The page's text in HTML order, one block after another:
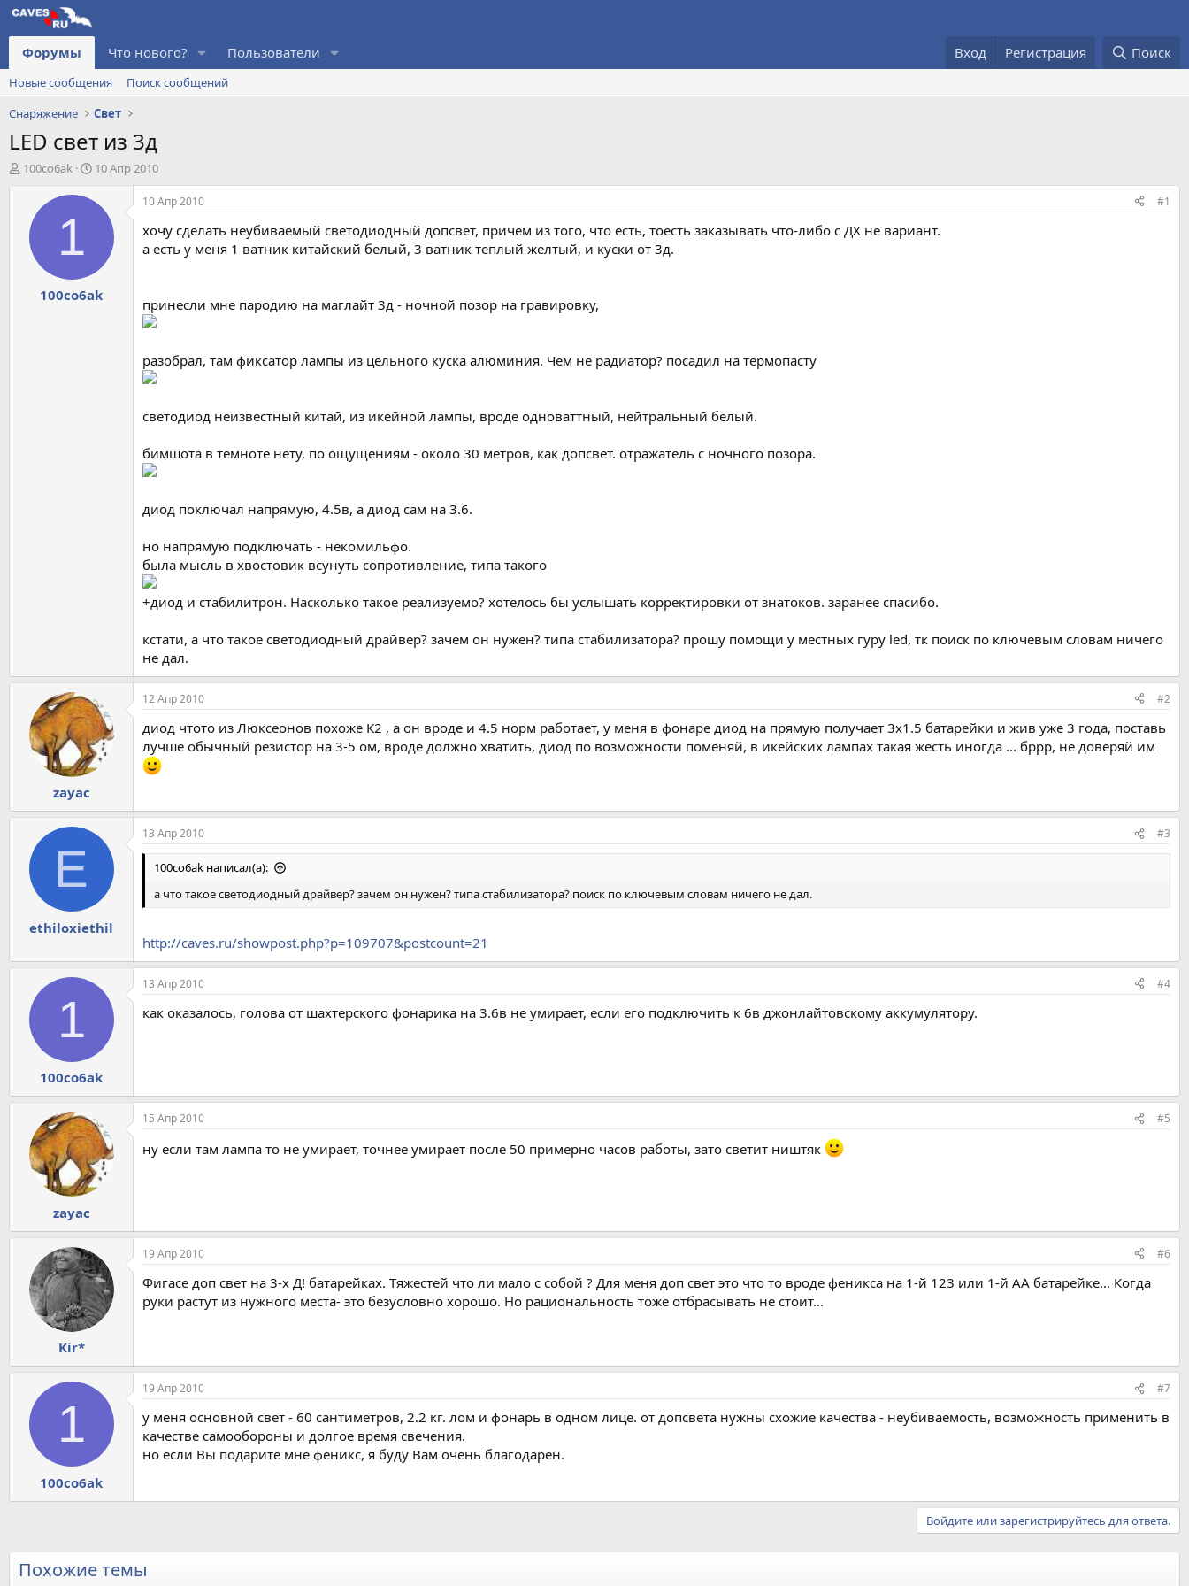
Форумы Что нового? Пользователи Вход Регистрация Поиск
Новые сообщения
Поиск сообщений
Снаряжение
Свет
LED свет из 3д
А100co6ak
Д
т
а
л
10 Апр 2010
1
100co6ak
10 Апр 2010 #1
хочу сделать неубиваемый светодиодный допсвет, причем из того, что есть, тоесть заказывать что-либо с ДХ не вариант.
а есть у меня 1 ватник китайский белый, 3 ватник теплый желтый, и куски от 3д.
принесли мне пародию на маглайт 3д - ночной позор на гравировку,
разобрал, там фиксатор лампы из цельного куска алюминия. Чем не радиатор? посадил на термопасту
светодиод неизвестный китай, из икейной лампы, вроде одноваттный, нейтральный белый.
бимшота в темноте нету, по ощущениям - около 30 метров, как допсвет. отражатель с ночного позора.
диод поключал напрямую, 4.5в, а диод сам на 3.6.
но напрямую подключать - некомильфо.
была мысль в хвостовик всунуть сопротивление, типа такого
+диод и стабилитрон. Насколько такое реализуемо? хотелось бы услышать корректировки от знатоков. заранее спасибо.
кстати, а что такое светодиодный драйвер? зачем он нужен? типа стабилизатора? прошу помощи у местных гуру led, тк поиск по ключевым словам ничего
не дал.
zayac
12 Апр 2010 #2
диод чтото из Люксеонов похоже К2 , а он вроде и 4.5 норм работает, у меня в фонаре диод на прямую получает 3х1.5 батарейки и жив уже 3 года, поставь
лучше обычный резистор на 3-5 ом, вроде должно хватить, диод по возможности поменяй, в икейских лампах такая жесть иногда ... бррр, не доверяй им
E
ethiloxiethil
13 Апр 2010 #3
100co6ak написал(а):
а что такое светодиодный драйвер? зачем он нужен? типа стабилизатора? поиск по ключевым словам ничего не дал.
http://caves.ru/showpost.php?p=109707&postcount=21
1
100co6ak
13 Апр 2010 #4
как оказалось, голова от шахтерского фонарика на 3.6в не умирает, если его подключить к 6в джонлайтовскому аккумулятору.
zayac
15 Апр 2010 #5
ну если там лампа то не умирает, точнее умирает после 50 примерно часов работы, зато светит ништяк
Kir*
19 Апр 2010 #6
Фигасе доп свет на 3-х Д! батарейках. Тяжестей что ли мало с собой ? Для меня доп свет это что то вроде феникса на 1-й 123 или 1-й АА батарейке... Когда
руки растут из нужного места- это безусловно хорошо. Но рациональность тоже отбрасывать не стоит...
1
100co6ak
19 Апр 2010 #7
у меня основной свет - 60 сантиметров, 2.2 кг. лом и фонарь в одном лице. от допсвета нужны схожие качества - неубиваемость, возможность применить в
качестве самообороны и долгое время свечения.
но если Вы подарите мне феникс, я буду Вам очень благодарен.
Войдите или зарегистрируйтесь для ответа.
Похожие темы